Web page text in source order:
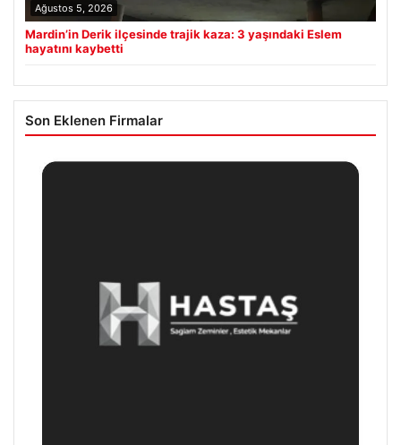
Ağustos 5, 2026
Mardin’in Derik ilçesinde trajik kaza: 3 yaşındaki Eslem
hayatını kaybetti
Son Eklenen Firmalar